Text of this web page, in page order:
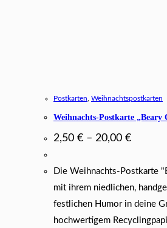
Postkarten Weihnachtspostkarten
Weihnachts-Postkarte „Beary
2,50 € – 20,00 €
Die Weihnachts-Postkarte
mit ihrem niedlichen,
festlichen Humor in deine
hochwertigem